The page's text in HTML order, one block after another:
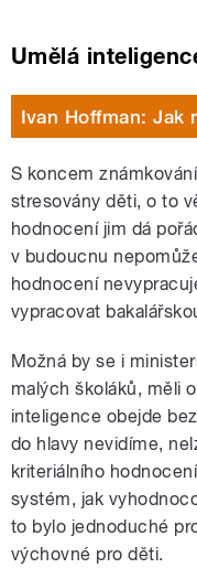
Umělá
Ivan Hoffman: Jak
S koncem
stresovány děti, o to
hodnocení jim dá
v budoucnu
hodnocení
vypracovat
Možná by se i
malých školáků, měli
inteligence obejde
do hlavy nevidíme,
kriteriálního
systém, jak
to bylo jednoduché
výchovné pro děti.